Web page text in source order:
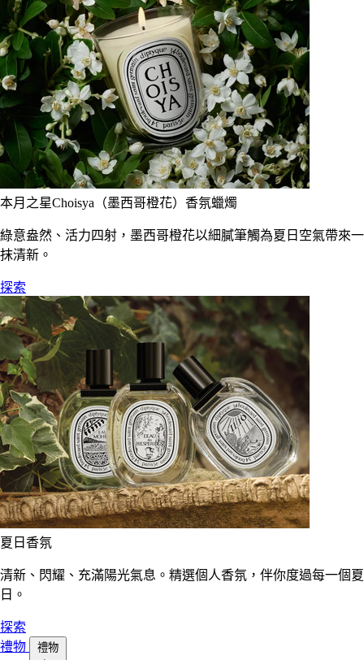
本月之星Choisya（墨西哥橙花）香氛蠟燭
綠意盎然、活力四射，墨西哥橙花以細膩筆觸為夏日空氣帶來一
抹清新。
探索
夏日香氛
清新、閃耀、充滿陽光氣息。精選個人香氛，伴你度過每一個夏
日。
探索
禮物
禮物